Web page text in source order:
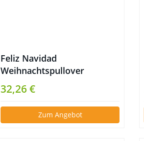
Feliz Navidad
Weihnachtspullover
Spanisch
32,26 €
Zum Angebot